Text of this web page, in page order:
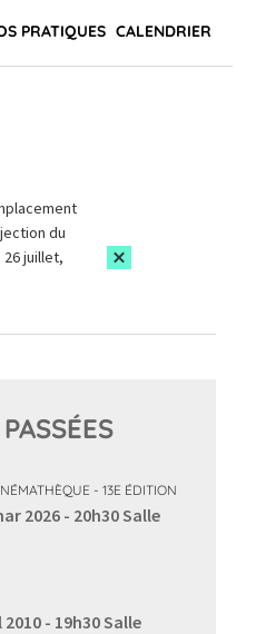
PRATIQUES CALENDRIER
du
juillet,
- 13E ÉDITION
2026 - 20h30Salle
- 19h30Salle